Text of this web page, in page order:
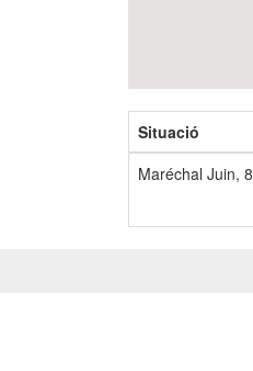
Situació
Maréchal Juin, 8